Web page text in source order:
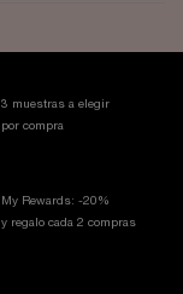
3 muestras a elegir
por compra
My Rewards: -20%
y regalo cada 2 compras